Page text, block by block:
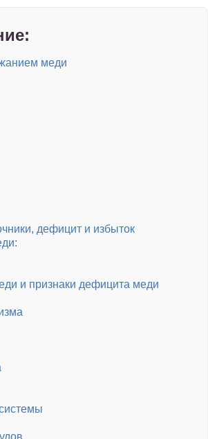
меди
дефицит и избыток
и признаки дефицита меди